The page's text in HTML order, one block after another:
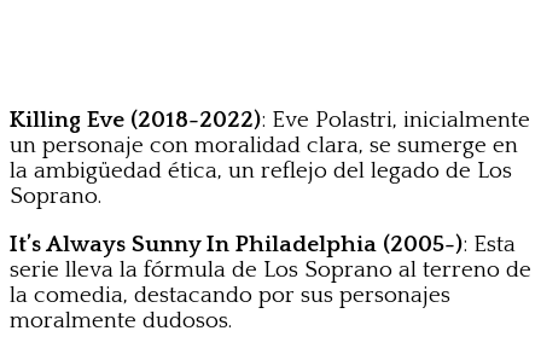
Killing Eve (2018-2022): Eve Polastri, inicialmente
un personaje con moralidad clara, se sumerge en
la ambigüedad ética, un reflejo del legado de Los
Soprano.
It’s Always Sunny In Philadelphia (2005-): Esta
serie lleva la fórmula de Los Soprano al terreno de
la comedia, destacando por sus personajes
moralmente dudosos.